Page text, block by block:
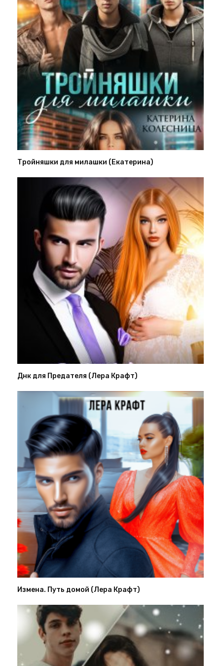
Тройняшки для милашки (Екатерина)
Днк для Предателя (Лера Крафт)
Измена. Путь домой (Лера Крафт)